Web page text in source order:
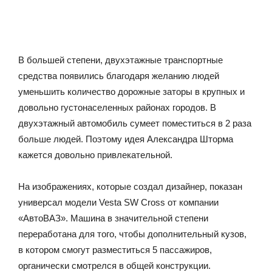
В большей степени, двухэтажные транспортные
средства появились благодаря желанию людей
уменьшить количество дорожные заторы в крупных и
довольно густонаселенных районах городов. В
двухэтажный автомобиль сумеет поместиться в 2 раза
больше людей. Поэтому идея Александра Шторма
кажется довольно привлекательной.
На изображениях, которые создал дизайнер, показан
универсал модели Vesta SW Cross от компании
«АвтоВАЗ». Машина в значительной степени
переработана для того, чтобы дополнительный кузов,
в котором смогут разместиться 5 пассажиров,
органически смотрелся в общей конструкции.